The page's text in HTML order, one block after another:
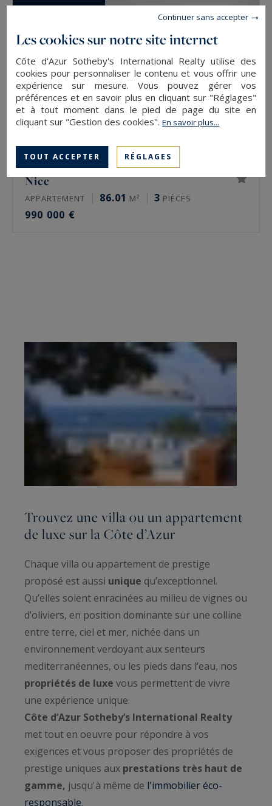
Nice
APPARTEMENT 86.01 M² 3 PIÈCES
990 000 €
Trouvez une villa ou un appartement
de luxe sur la Côte d’Azur
Chaque villa ou appartement de prestige
proposé est aussi unique qu’exceptionnel.
Qu’elles soient enracinées au milieu de vignes ou
d’oliviers, en position dominante sur une colline
entre terre, ciel et mer, nichée dans un
environnement verdoyant aux senteurs
mediterranéennes, ou les pieds dans l’eau, nos
propriétés de luxe vous permettent de vivre
une expérience unique.
Côte d’Azur Sotheby’s International Realty
met tout en oeuvre pour répondre à vos
exigences et vous proposer des propriétés de
prestige uniques aux prestations très haut de
gamme, jusqu'à même de l'immobilier éco-
responsable.
Les cookies sur notre site internet
Côte d'Azur Sotheby's International Realty utilise des
cookies pour personnaliser le contenu et vous offrir une
expérience sur mesure. Vous pouvez gérer vos
préférences et en savoir plus en cliquant sur "Réglages"
et à tout moment dans le pied de page du site en
cliquant sur "Gestion des cookies".En savoir plus...
TOUT ACCEPTER RÉGLAGES
Continuer sans accepter